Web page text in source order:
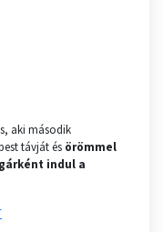
aki második
távját és örömmel
indul a